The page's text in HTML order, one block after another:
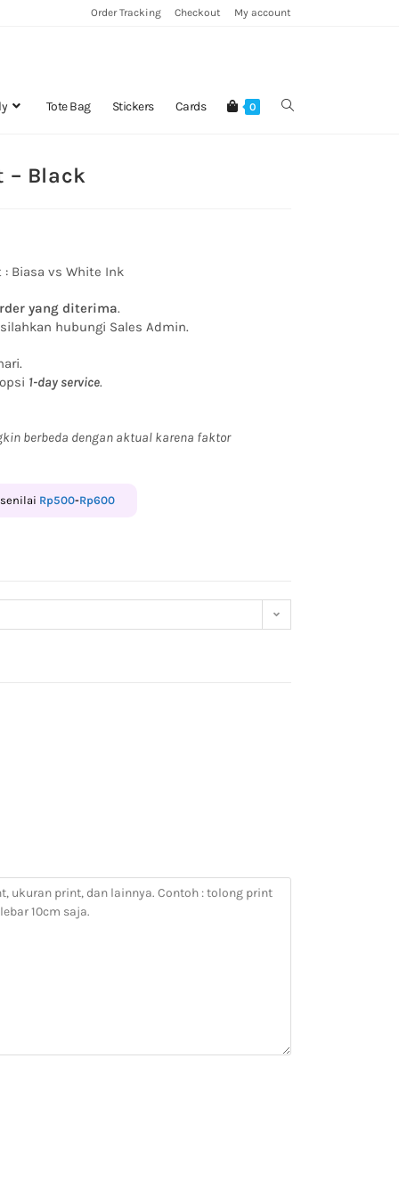
Order Tracking Checkout My account
Tote Bag Stickers Cards 0
– Black
: Biasa vs White Ink
yang diterima.
hubungi Sales Admin.
1-day service.
berbeda dengan aktual karena faktor
Rp500-Rp600